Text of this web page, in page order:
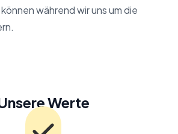
während wir uns um die
Werte